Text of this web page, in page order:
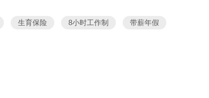
生育保险 8小时工作制 带薪年假